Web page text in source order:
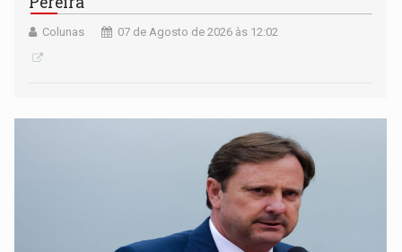
Colunas 07 de Agosto de 2026 às 12:02